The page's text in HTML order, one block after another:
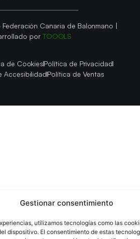
Gestionar consentimiento
utilizamos tecnologías como las
dispositivo. El consentimiento de estas
Canaria de Balonmano |
por TOOOLS
de CookiesPolítica de Privacidad
AccesibilidadPolítica de Ventas